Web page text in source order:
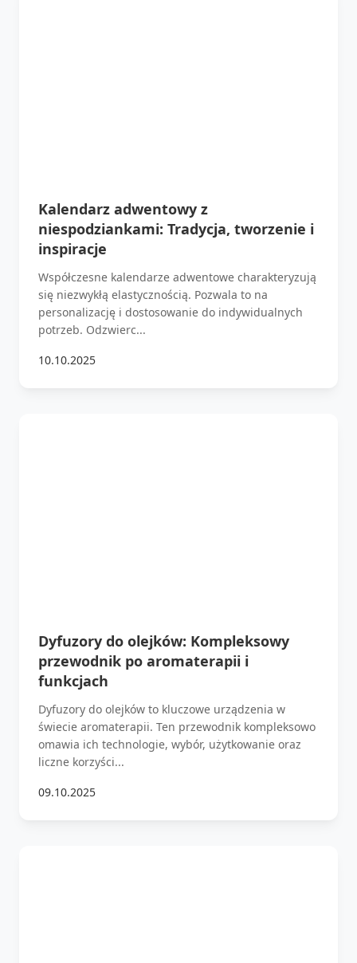
Kalendarz adwentowy z
niespodziankami: Tradycja, tworzenie i
inspiracje
Współczesne kalendarze adwentowe charakteryzują
się niezwykłą elastycznością. Pozwala to na
personalizację i dostosowanie do indywidualnych
potrzeb. Odzwierc...
10.10.2025
Dyfuzory do olejków: Kompleksowy
przewodnik po aromaterapii i
funkcjach
Dyfuzory do olejków to kluczowe urządzenia w
świecie aromaterapii. Ten przewodnik kompleksowo
omawia ich technologie, wybór, użytkowanie oraz
liczne korzyści...
09.10.2025